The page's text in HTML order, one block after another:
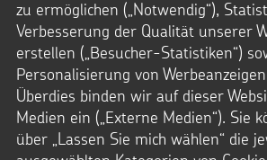
STERNSINGER-MAGAZIN
zu ermöglichen („Notwendig“),
Verbesserung der Qualität unserer
erstellen („Besucher-Statistiken“)
Personalisierung von
Überdies binden wir auf dieser
Medien ein („Externe Medien“). Sie
über „Lassen Sie mich wählen“ die